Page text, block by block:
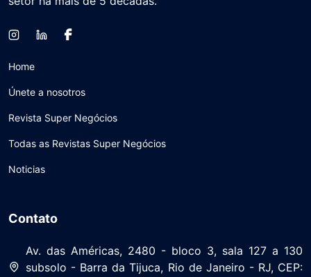
Home
Únete a nosotros
Revista Super Negócios
Todas as Revistas Super Negócios
Noticias
Contato
Av. das Américas, 2480 - bloco 3, sala 127 a 130
subsolo - Barra da Tijuca, Rio de Janeiro - RJ, CEP: